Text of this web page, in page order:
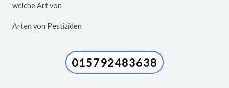
welche Art von
Arten von Pestiziden
015792483638